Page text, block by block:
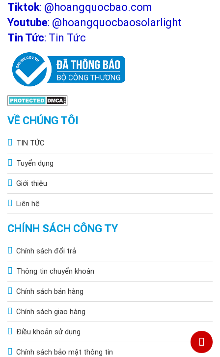
Tiktok: @hoangquocbao.com
Youtube: @hoangquocbaosolarlight
Tin Tức: Tin Tức
VỀ CHÚNG TÔI
TIN TỨC
Tuyển dụng
Giới thiệu
Liên hệ
CHÍNH SÁCH CÔNG TY
Chính sách đổi trả
Thông tin chuyển khoản
Chính sách bán hàng
Chính sách giao hàng
Điều khoản sử dụng
Chính sách bảo mật thông tin